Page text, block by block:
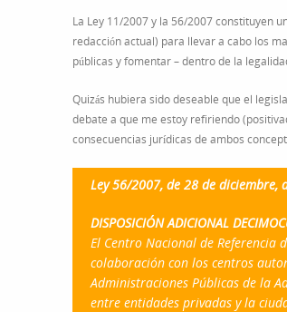
La Ley 11/2007 y la 56/2007 constituyen
redacción actual) para llevar a cabo los
públicas y fomentar – dentro de la
Quizás hubiera sido deseable que el
debate a que me estoy refiriendo
consecuencias jurídicas de ambos
Ley 56/2007, de 28 de diciembre,
DISPOSICIÓN ADICIONAL
El Centro Nacional de Referencia
colaboración con los centros
Administraciones Públicas de la
entre entidades privadas y la